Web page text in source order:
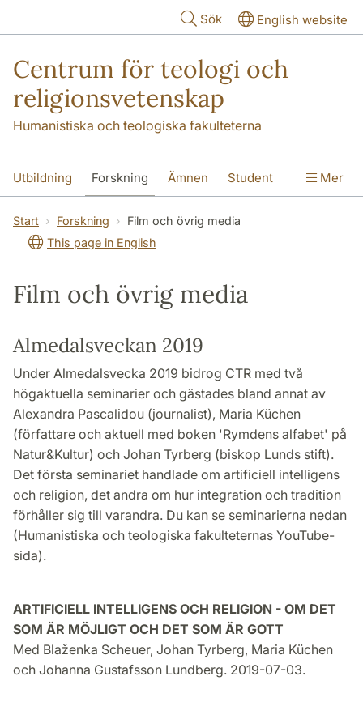
Sök English website
Centrum för teologi och
religionsvetenskap
Humanistiska och teologiska fakulteterna
Utbildning Forskning Ämnen Student
Institutionen
Mer
Start Forskning
Film och övrig media
This page in English
Film och övrig media
Almedalsveckan 2019
Under Almedalsvecka 2019 bidrog CTR med två
högaktuella seminarier och gästades bland annat av
Alexandra Pascalidou (journalist), Maria Küchen
(författare och aktuell med boken 'Rymdens alfabet' på
Natur&Kultur) och Johan Tyrberg (biskop Lunds stift).
Det första seminariet handlade om artificiell intelligens
och religion, det andra om hur integration och tradition
förhåller sig till varandra. Du kan se seminarierna nedan
(Humanistiska och teologiska fakulteternas YouTube-
sida).
ARTIFICIELL INTELLIGENS OCH RELIGION - OM DET
SOM ÄR MÖJLIGT OCH DET SOM ÄR GOTT
Med Blaženka Scheuer, Johan Tyrberg, Maria Küchen
och Johanna Gustafsson Lundberg. 2019-07-03.